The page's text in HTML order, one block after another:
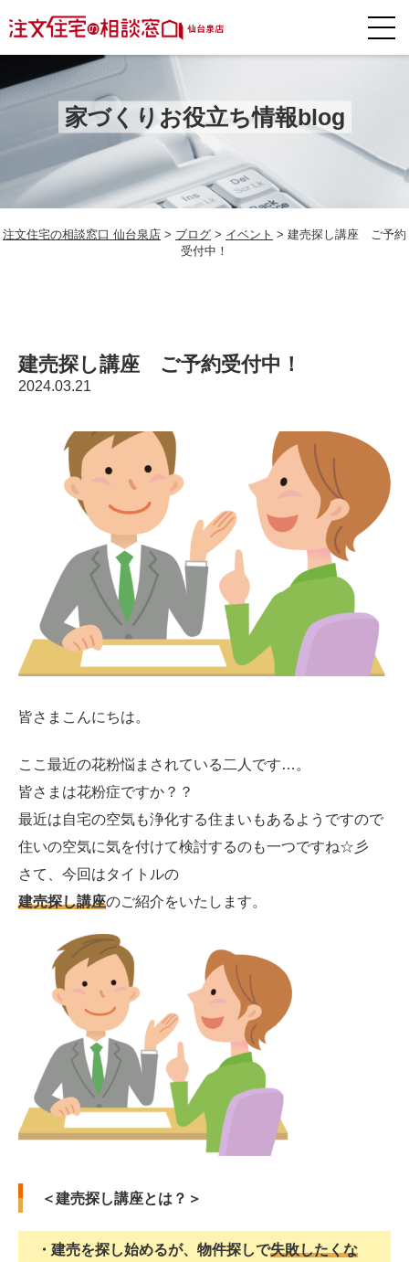
家づくりお役立ち情報blog
注文住宅の相談窓口 仙台泉店 > ブログ > イベント > 建売探し講座 ご予約
受付中！
建売探し講座 ご予約受付中！
2024.03.21
皆さまこんにちは。
ここ最近の花粉悩まされている二人です…。
皆さまは花粉症ですか？？
最近は自宅の空気も浄化する住まいもあるようですので
住いの空気に気を付けて検討するのも一つですね☆彡
さて、今回はタイトルの
建売探し講座のご紹介をいたします。
＜建売探し講座とは？＞
・建売を探し始めるが、物件探しで失敗したくな